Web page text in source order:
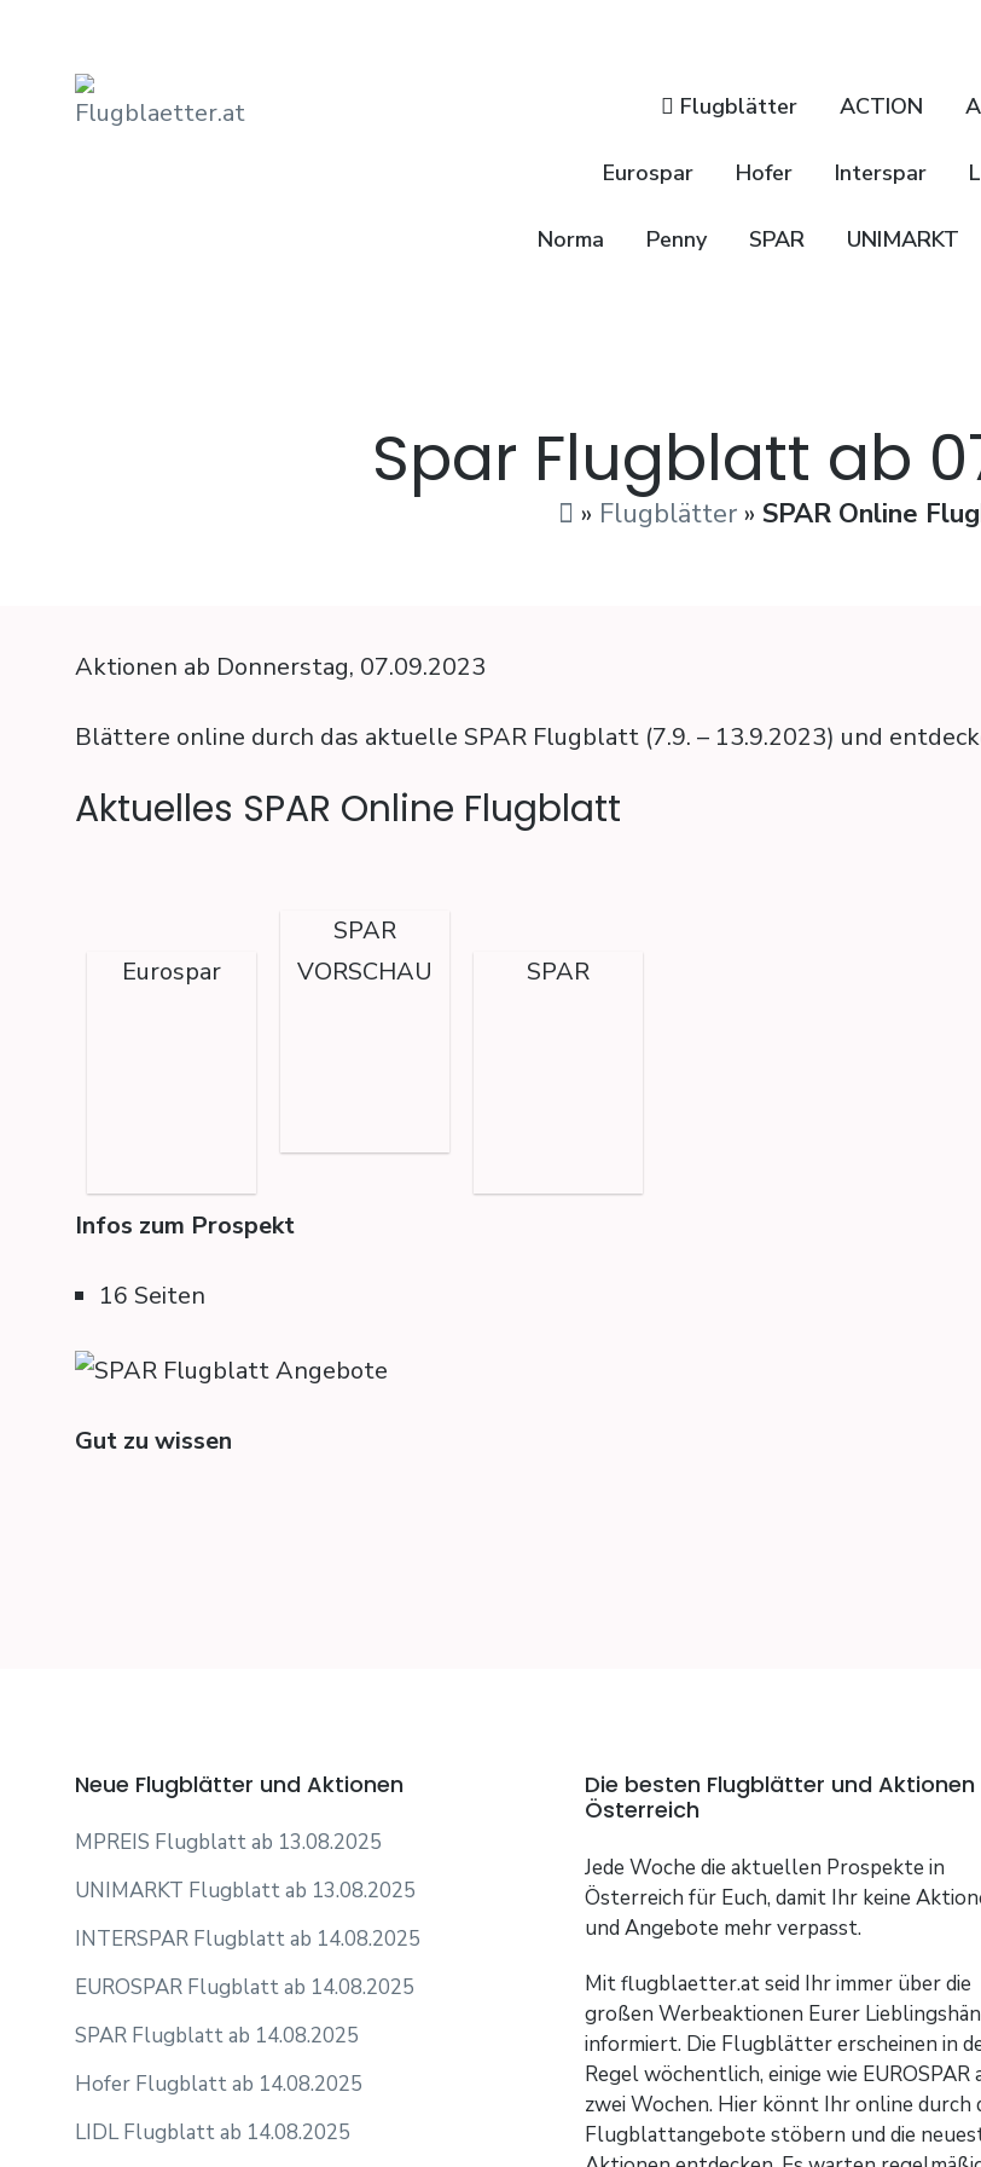
Flugblätter ACTION
Eurospar Hofer Interspar
Norma Penny SPAR UNIMARKT
Spar Flugblatt ab
» Flugblätter» SPAR Online
Aktionen ab Donnerstag, 07.09.2023
Blättere online durch das aktuelle SPAR Flugblatt (7.9. – 13.9.2023) und
Aktuelles SPAR Online Flugblatt
Eurospar
SPAR
VORSCHAU
SPAR
Infos zum Prospekt
16 Seiten
Gut zu wissen
Neue Flugblätter und Aktionen
MPREIS Flugblatt ab 13.08.2025
UNIMARKT Flugblatt ab 13.08.2025
INTERSPAR Flugblatt ab 14.08.2025
EUROSPAR Flugblatt ab 14.08.2025
SPAR Flugblatt ab 14.08.2025
Hofer Flugblatt ab 14.08.2025
LIDL Flugblatt ab 14.08.2025
Die besten Flugblätter und Aktionen
Österreich
Jede Woche die aktuellen Prospekte in
Österreich für Euch, damit Ihr keine
und Angebote mehr verpasst.
Mit flugblaetter.at seid Ihr immer über die
großen Werbeaktionen Eurer
informiert. Die Flugblätter erscheinen in
Regel wöchentlich, einige wie EUROSPAR
zwei Wochen. Hier könnt Ihr online durch
Flugblattangebote stöbern und die